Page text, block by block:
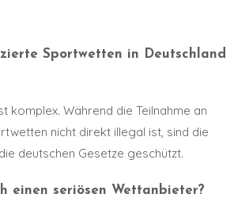
Sportwetten in Deutschland
komplex. Während die Teilnahme an
nicht direkt illegal ist, sind die
deutschen Gesetze geschützt.
einen seriösen Wettanbieter?